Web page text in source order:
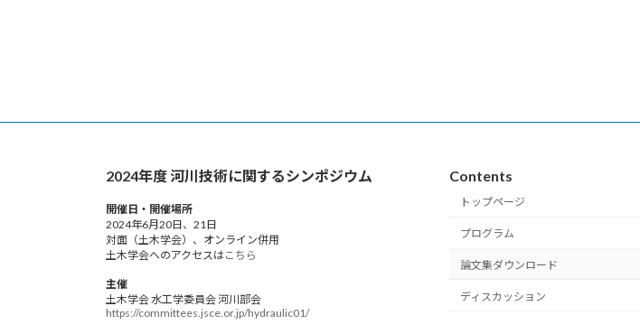
2024年度 河川技術に関するシンポジウム
開催日・開催場所
2024年6月20日、21日
対面（土木学会）、オンライン併用
土木学会へのアクセスはこちら
主催
土木学会 水工学委員会 河川部会
https://committees.jsce.or.jp/hydraulic01/
Contents
トップページ
プログラム
論文集ダウンロード
ディスカッション